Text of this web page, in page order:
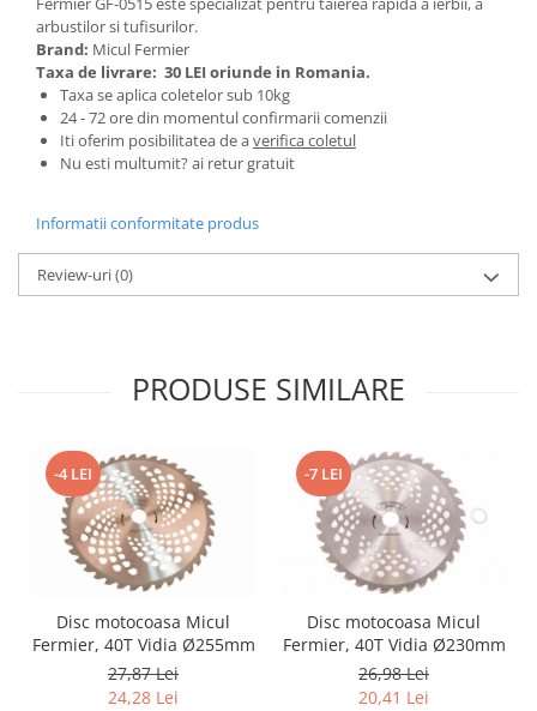
Tractoraș de tuns gazonul
Zootehnie
Incubatoare, oparitoare si
deplumatoare
Echipamente pentru animale
Aparate de tuns animale
animale
Tarcuri animale
Semanatori
Casute gradina si cutii depozitare
Corturi, Prelate si plase de
umbrire
Lopeti zapada
Zdrobitoare si teascuri
Zdrobitoare electrice
Zdrobitoare electrice & manuale
Zdrobitoare manuale
arbustilor si tufisurilor.
Brand: Micul Fermier
Taxa de livrare: 30 LEI oriunde in Romania.
Taxa se aplica coletelor sub 10kg
24 - 72 ore din momentul confirmarii comenzii
Iti oferim posibilitatea de averifica coletul
Nu esti multumit? ai retur gratuit
Informatii conformitate produs
Review-uri(0)
PRODUSE SIMILARE
-4 LEI
Disc motocoasa Micul
Fermier, 40T Vidia Ø255mm
27,87 Lei
24,28 Lei
-7 LEI
Disc motocoasa Micul
Fermier, 40T Vidia Ø230mm
26,98 Lei
20,41 Lei